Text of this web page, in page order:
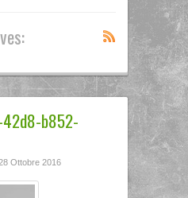
b852-
Ottobre 2016